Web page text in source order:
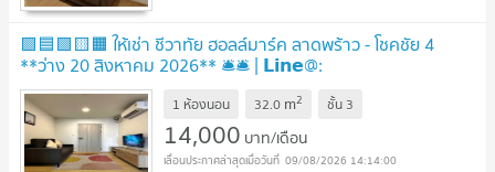
🟪🟦🟩🟨🟧 ให้เช่า ชีวาทัย ฮอลล์มาร์ค ลาดพร้าว - โชคชัย 4
**ว่าง 20 สิงหาคม 2026** 🛎️🛎️ | 𝗟𝗶𝗻𝗲@:
@𝗮𝘀𝘀𝗲𝘁𝘀𝗽𝗿𝗼 NEW !
1 ห้องนอน 32.0 m2 ชั้น 3
14,000 บาท/เดือน
09/08/2026 14:14:00